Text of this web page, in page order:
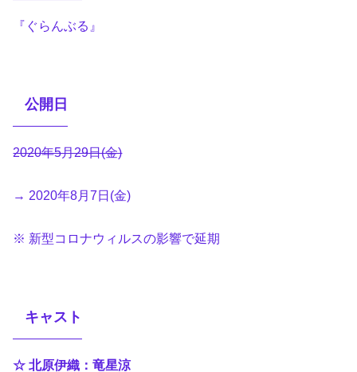
『ぐらんぶる』
公開日
2020年5月29日(金)
→ 2020年8月7日(金)
※ 新型コロナウィルスの影響で延期
キャスト
☆ 北原伊織：竜星涼